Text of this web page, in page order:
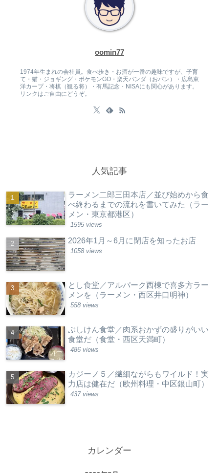
oomin77
1974年生まれの会社員。食べ歩き・お酒が一番の趣味ですが、子育
て・猫・ジョギング・ポケモンGO・楽天パンダ（おパン）・広島東
洋カープ・将棋（観る将）・有馬記念・NISAにも関心があります。
リンクはご自由にどうぞ。
人気記事
ラーメン二郎三田本店／並び始めから食
べ終わるまでの流れを書いてみた（ラー
メン・東京都港区）
1595 views
2026年1月～6月に閉店を知ったお店
1058 views
とし食堂／アルパーク西棟で喜多方ラー
メンを（ラーメン・西区井口明神）
558 views
ぶしけん食堂／肉系おかずの盛りがいい
食堂だ（食堂・西区天満町）
486 views
カジーノ５／繊細ながらもワイルド！実
力店は健在だ（欧州料理・中区銀山町）
437 views
カレンダー